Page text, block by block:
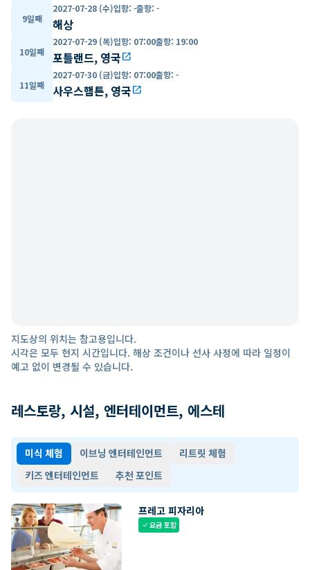
9일째
2027-07-28 (수)입항: -출항: -
해상
10일째
2027-07-29 (목)입항: 07:00출항: 19:00
포틀랜드, 영국open_in_new
11일째
2027-07-30 (금)입항: 07:00출항: -
사우스햄튼, 영국open_in_new
지도상의 위치는 참고용입니다.
시각은 모두 현지 시간입니다. 해상 조건이나 선사 사정에 따라 일정이
예고 없이 변경될 수 있습니다.
레스토랑, 시설, 엔터테이먼트, 에스테
미식 체험 이브닝 엔터테인먼트
리트릿 체험
키즈 엔터테인먼트
추천 포인트
프레고 피자리아
check요금 포함